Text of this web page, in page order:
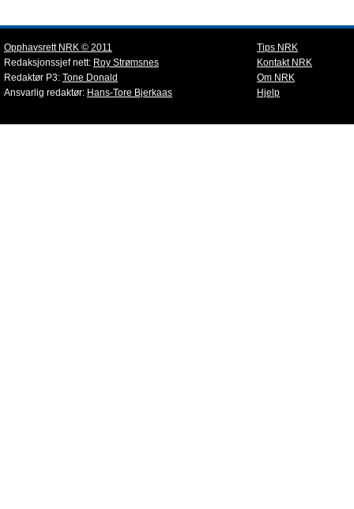
Opphavsrett NRK © 2011
Redaksjonssjef nett: Roy Strømsnes
Redaktør P3: Tone Donald
Ansvarlig redaktør: Hans-Tore Bjerkaas
Tips NRK
Kontakt NRK
Om NRK
Hjelp